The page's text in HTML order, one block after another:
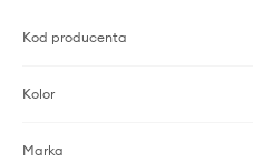
Kod producenta
Kolor
Marka